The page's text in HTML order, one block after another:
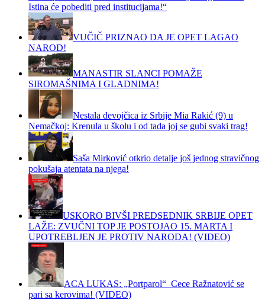
Istina će pobediti pred institucijama!“
VUČIČ PRIZNAO DA JE OPET LAGAO
NAROD!
MANASTIR SLANCI POMAŽE
SIROMAŠNIMA I GLADNIMA!
Nestala devojčica iz Srbije Mia Rakić (9) u
Nemačkoj: Krenula u školu i od tada joj se gubi svaki trag!
Saša Mirković otkrio detalje još jednog stravičnog
pokušaja atentata na njega!
USKORO BIVŠI PREDSEDNIK SRBIJE OPET
LAŽE: ZVUČNI TOP JE POSTOJAO 15. MARTA I
UPOTREBLJEN JE PROTIV NARODA! (VIDEO)
ACA LUKAS: „Portparol“ Cece Ražnatović se
pari sa kerovima! (VIDEO)